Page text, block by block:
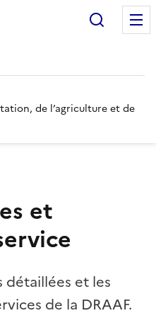
de l’agriculture et de
et
détaillées et les
de la DRAAF.